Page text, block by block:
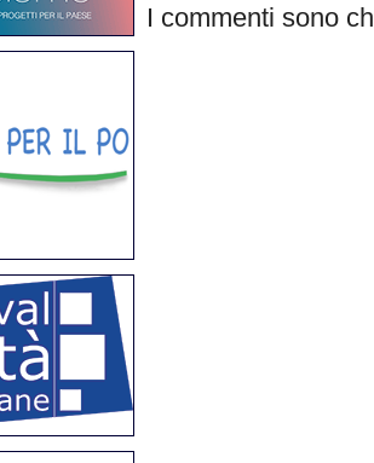
I commenti sono